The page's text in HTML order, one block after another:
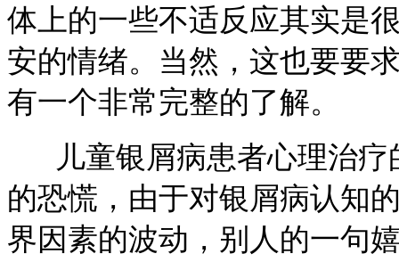
体上的一些不适反应其实是
安的情绪。当然，这也要要
有一个非常完整的了解。
儿童银屑病患者心理治疗
的恐慌，由于对银屑病认知
界因素的波动，别人的一句